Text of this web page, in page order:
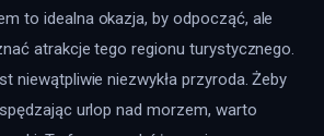
to idealna okazja, by odpocząć, ale
atrakcje tego regionu turystycznego.
niewątpliwie niezwykła przyroda. Żeby
urlop nad morzem, warto